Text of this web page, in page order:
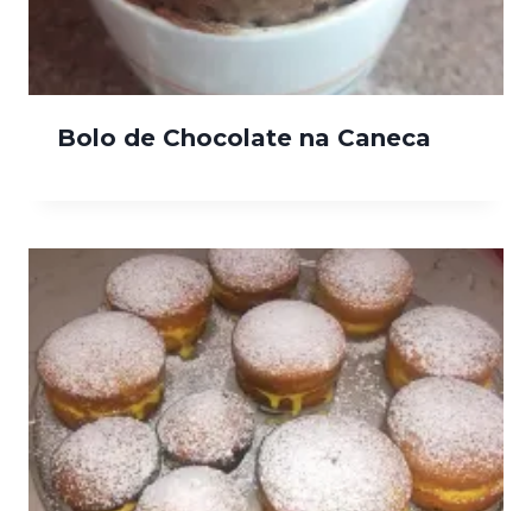
Bolo de Chocolate na Caneca